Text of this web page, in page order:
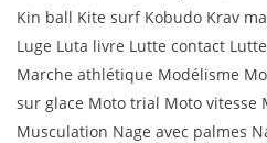
Kin ball Kite surf Kobudo Krav
Luge Luta livre Lutte contact
Marche athlétique Modélisme
sur glace Moto trial Moto vitesse
Musculation Nage avec palmes